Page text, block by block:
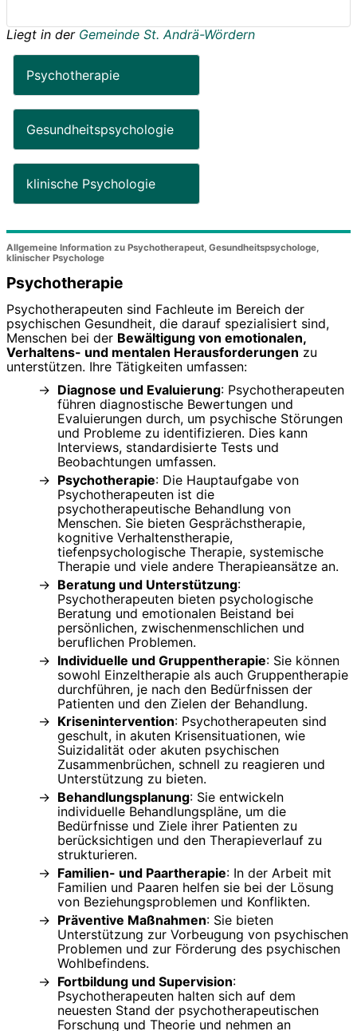
Liegt in der Gemeinde St. Andrä-Wördern
Psychotherapie
Gesundheitspsychologie
klinische Psychologie
Allgemeine Information zu Psychotherapeut, Gesundheitspsychologe,
klinischer Psychologe
Psychotherapie
Psychotherapeuten sind Fachleute im Bereich der
psychischen Gesundheit, die darauf spezialisiert sind,
Menschen bei der Bewältigung von emotionalen,
Verhaltens- und mentalen Herausforderungen zu
unterstützen. Ihre Tätigkeiten umfassen:
Diagnose und Evaluierung: Psychotherapeuten
führen diagnostische Bewertungen und
Evaluierungen durch, um psychische Störungen
und Probleme zu identifizieren. Dies kann
Interviews, standardisierte Tests und
Beobachtungen umfassen.
Psychotherapie: Die Hauptaufgabe von
Psychotherapeuten ist die
psychotherapeutische Behandlung von
Menschen. Sie bieten Gesprächstherapie,
kognitive Verhaltenstherapie,
tiefenpsychologische Therapie, systemische
Therapie und viele andere Therapieansätze an.
Beratung und Unterstützung:
Psychotherapeuten bieten psychologische
Beratung und emotionalen Beistand bei
persönlichen, zwischenmenschlichen und
beruflichen Problemen.
Individuelle und Gruppentherapie: Sie können
sowohl Einzeltherapie als auch Gruppentherapie
durchführen, je nach den Bedürfnissen der
Patienten und den Zielen der Behandlung.
Krisenintervention: Psychotherapeuten sind
geschult, in akuten Krisensituationen, wie
Suizidalität oder akuten psychischen
Zusammenbrüchen, schnell zu reagieren und
Unterstützung zu bieten.
Behandlungsplanung: Sie entwickeln
individuelle Behandlungspläne, um die
Bedürfnisse und Ziele ihrer Patienten zu
berücksichtigen und den Therapieverlauf zu
strukturieren.
Familien- und Paartherapie: In der Arbeit mit
Familien und Paaren helfen sie bei der Lösung
von Beziehungsproblemen und Konflikten.
Präventive Maßnahmen: Sie bieten
Unterstützung zur Vorbeugung von psychischen
Problemen und zur Förderung des psychischen
Wohlbefindens.
Fortbildung und Supervision:
Psychotherapeuten halten sich auf dem
neuesten Stand der psychotherapeutischen
Forschung und Theorie und nehmen an